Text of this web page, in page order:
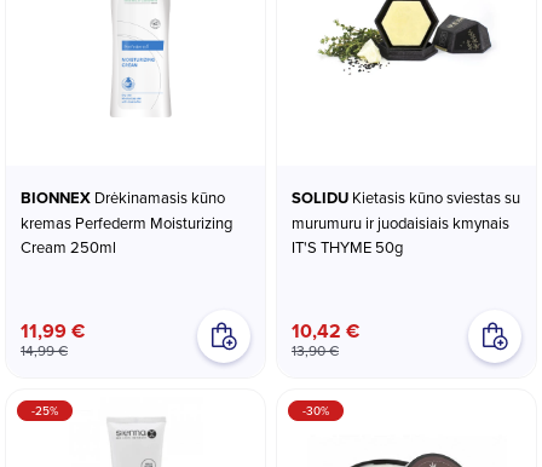
BIONNEX
kremas Perfederm Moisturizing
Cream 250ml
11,99 €
14,99 €
SOLIDU
murumuru ir juodaisiais kmynais
IT'S THYME 50g
10,42 €
13,90 €
-25% -30%